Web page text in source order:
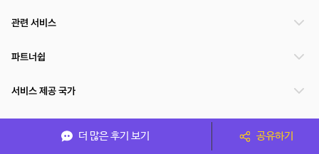
더 많은 후기 보기 공유하기
관련 서비스
파트너쉽
서비스 제공 국가
(주)NSPACE 사업자정보